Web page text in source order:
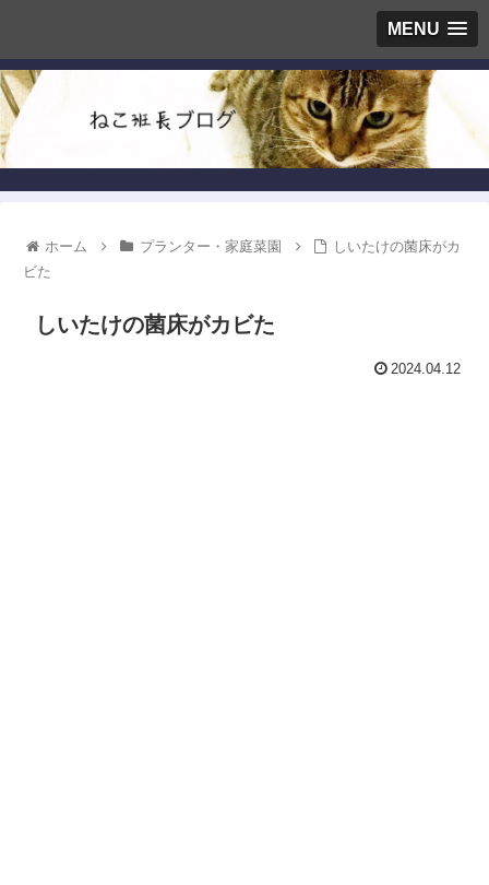
MENU
ホーム プランター・家庭菜園
しいたけの菌床がカ
ビた
しいたけの菌床がカビた
2024.04.12